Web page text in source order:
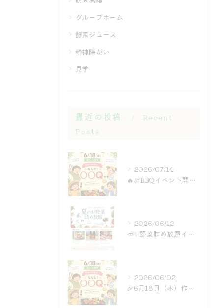
グループホーム
酵素ジュース
精神障がい
見学
最近の投稿
Recent
Posts
2026/07/14
🔥🍖BBQイベント開催ぃぃぃぃぃぃぃ！！！🍖🔥
2026/06/12
🥕✨野菜詰め放題イベント✨🥕
2026/06/02
🎉6月18日（木）作業所イベント開催のお知らせ🎉